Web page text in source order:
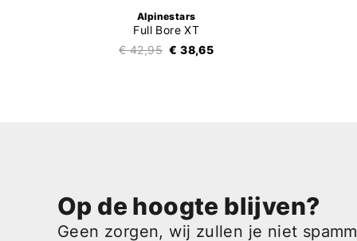
Alpinestars
Full Bore XT
€ 42,95 € 38,65
Op de hoogte blijven?
Geen zorgen, wij zullen je niet